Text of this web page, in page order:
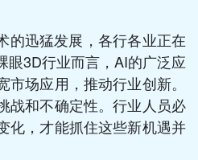
的迅猛发展，各行各业正在
眼3D行业而言，AI的广泛应
场应用，推动行业创新。
战和不确定性。行业人员必
化，才能抓住这些新机遇并